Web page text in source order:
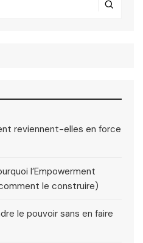
reviennent-elles en force
l’Empowerment
le construire)
le pouvoir sans en faire